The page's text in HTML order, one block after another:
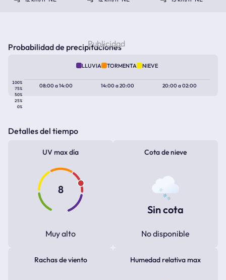
Probabilidad de precipitaciones
LLUVIA TORMENTA NIEVE
100%
75%
50%
25%
0%
08:00a14:00 14:00a20:00 20:00a02:00
Detalles del tiempo
UV max día
8
Muy alto
Cota de nieve
Sin cota
No disponible
Rachas de viento Humedad relativa max